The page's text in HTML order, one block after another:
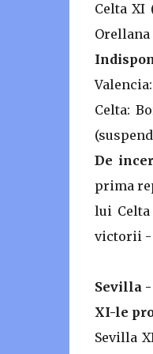
Celta XI
Celta:
De
prima
lui
victorii -
Sevilla
XI-le
Sevilla